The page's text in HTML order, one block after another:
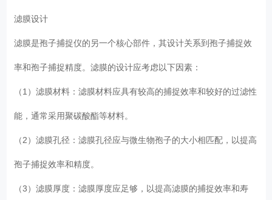
滤膜设计
滤膜是孢子捕捉仪的另一个核心部件，其设计关系到孢子捕捉效
率和孢子捕捉精度。滤膜的设计应考虑以下因素：
（1）滤膜材料：滤膜材料应具有较高的捕捉效率和较好的过滤性
能，通常采用聚碳酸酯等材料。
（2）滤膜孔径：滤膜孔径应与微生物孢子的大小相匹配，以提高
孢子捕捉效率和精度。
（3）滤膜厚度：滤膜厚度应足够，以提高滤膜的捕捉效率和寿